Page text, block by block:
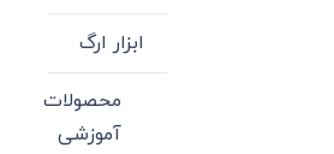
ابزار ارگ
محصولات
آموزشی